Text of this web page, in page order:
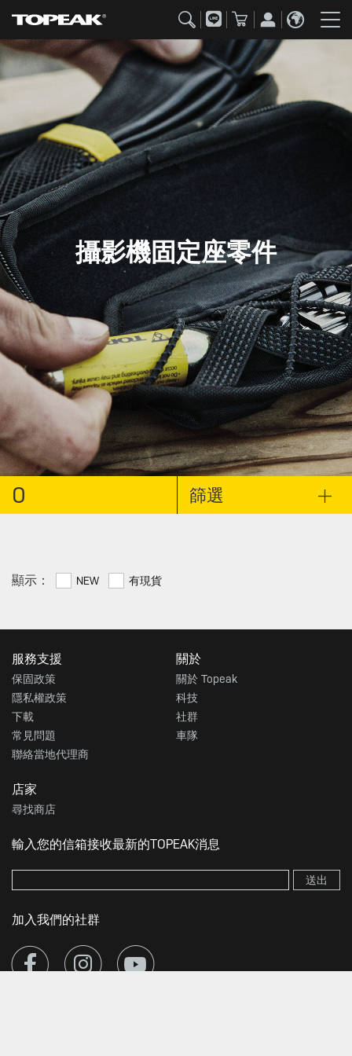
攝影機固定座零件
0 篩選
顯示： NEW 有現貨
服務支援
保固政策
隱私權政策
下載
常見問題
聯絡當地代理商
關於
關於 Topeak
科技
社群
車隊
店家
尋找商店
輸入您的信箱接收最新的TOPEAK消息
送出
加入我們的社群